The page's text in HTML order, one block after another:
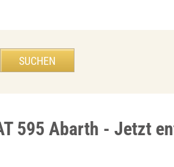
595 Abarth - Jetzt